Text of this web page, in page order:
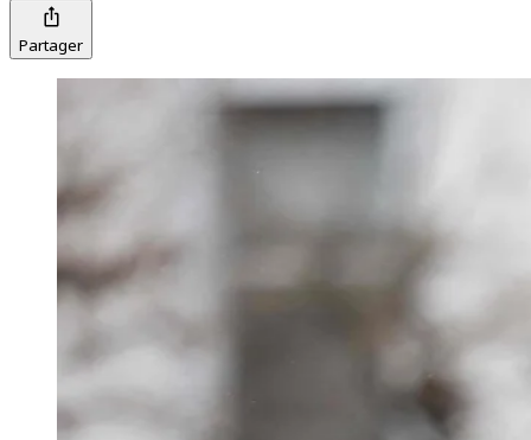
Partager